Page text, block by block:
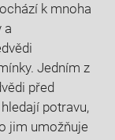
k mnoha
a
Jedním‌ z⁢
před
potravu,
jim umožňuje